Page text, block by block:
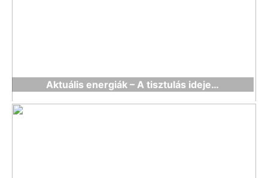
Aktuális energiák – A tisztulás ideje…